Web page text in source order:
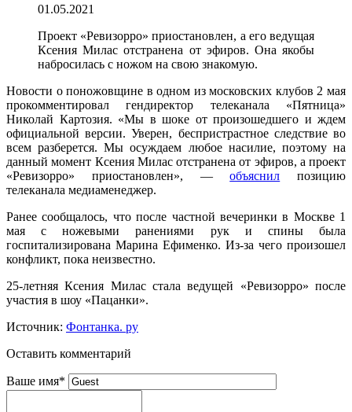
01.05.2021
Проект «Ревизорро» приостановлен, а его ведущая
Ксения Милас отстранена от эфиров. Она якобы
набросилась с ножом на свою знакомую.
Новости о поножовщине в одном из московских клубов 2 мая
прокомментировал гендиректор телеканала «Пятница»
Николай Картозия. «Мы в шоке от произошедшего и ждем
официальной версии. Уверен, беспристрастное следствие во
всем разберется. Мы осуждаем любое насилие, поэтому на
данный момент Ксения Милас отстранена от эфиров, а проект
«Ревизорро» приостановлен», —объяснил позицию
телеканала медиаменеджер.
Ранее сообщалось, что после частной вечеринки в Москве 1
мая с ножевыми ранениями рук и спины была
госпитализирована Марина Ефименко. Из-за чего произошел
конфликт, пока неизвестно.
25-летняя Ксения Милас стала ведущей «Ревизорро» после
участия в шоу «Пацанки».
Источник: Фонтанка. ру
Оставить комментарий
Ваше имя*